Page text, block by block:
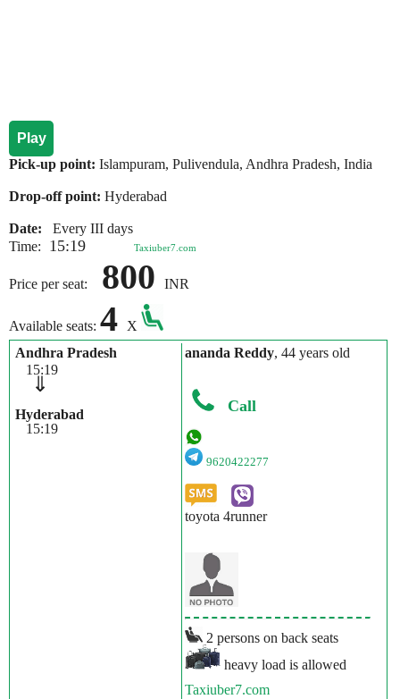
Play
Pick-up point: Islampuram, Pulivendula, Andhra Pradesh, India
Drop-off point: Hyderabad
Date:
Every III days
Time:
15:19 Taxiuber7.com
Price per seat: 800 INR
Available seats: 4
X
Andhra Pradesh
15:19
⇓
Hyderabad
15:19
ananda Reddy, 44 years old
Call
9620422277
toyota 4runner
2 persons on back seats
heavy load is allowed
Taxiuber7.com